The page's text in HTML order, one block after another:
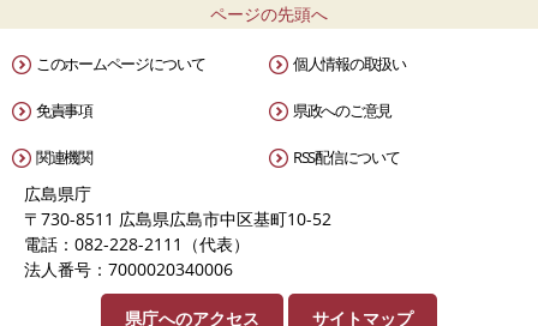
ページの先頭へ
このホームページについて 個人情報の取扱い
免責事項 県政へのご意見
関連機関 RSS配信について
広島県庁
〒730-8511 広島県広島市中区基町10-52
電話：082-228-2111（代表）
法人番号：7000020340006
県庁へのアクセス サイトマップ